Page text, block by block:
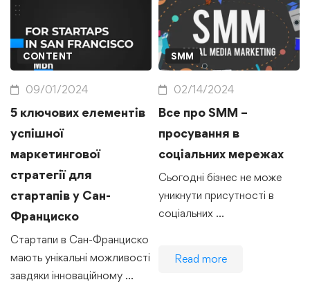
CONTENT
09/01/2024
5 ключових елементів
успішної
маркетингової
стратегії для
стартапів у Сан-
Франциско
Стартапи в Сан-Франциско
мають унікальні можливості
завдяки інноваційному …
SMM
02/14/2024
Все про SMM –
просування в
соціальних мережах
Сьогодні бізнес не може
уникнути присутності в
соціальних …
Read more